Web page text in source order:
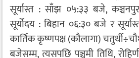
सूर्यास्त : साँझ ०५:३३ बजे,
सूर्योदय : बिहान ०६:३० बजे र
कार्तिक कृष्णपक्ष (कौलागा)
बजेसम्म, त्यसपछि पञ्चमी तिथि,